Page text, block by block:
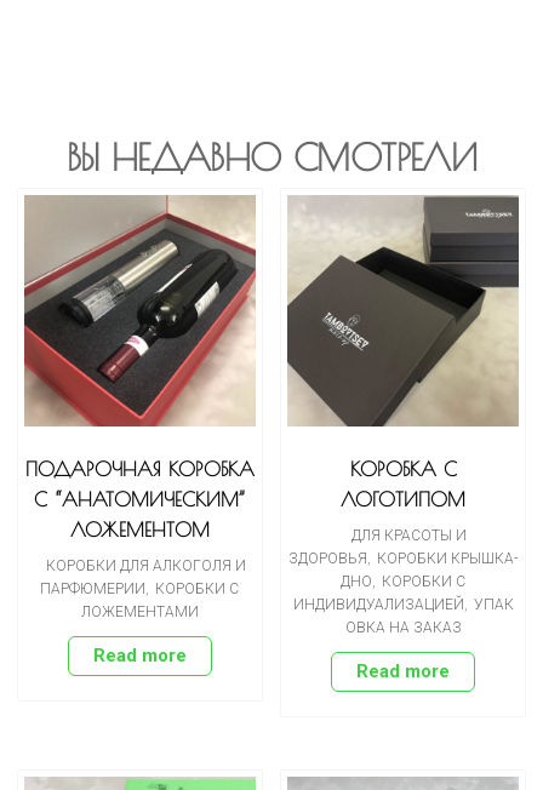
ВЫ НЕДАВНО СМОТРЕЛИ
ПОДАРОЧНАЯ КОРОБКА
С “АНАТОМИЧЕСКИМ”
ЛОЖЕМЕНТОМ
КОРОБКИ ДЛЯ АЛКОГОЛЯ И
ПАРФЮМЕРИИ , КОРОБКИ С
ЛОЖЕМЕНТАМИ
Read more
КОРОБКА С
ЛОГОТИПОМ
ДЛЯ КРАСОТЫ И
ЗДОРОВЬЯ, КОРОБКИ КРЫШКА-
ДНО, КОРОБКИ С
ИНДИВИДУАЛИЗАЦИЕЙ , УПАК
ОВКА НА ЗАКАЗ
Read more